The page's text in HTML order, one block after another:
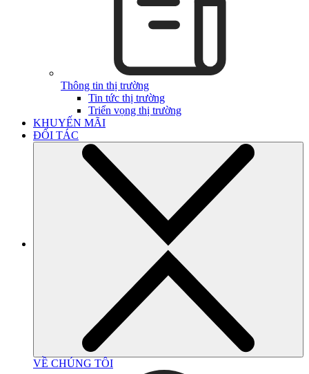
Thông tin thị trường
Tin tức thị trường
Triển vọng thị trường
KHUYẾN MÃI
ĐỐI TÁC
VỀ CHÚNG TÔI